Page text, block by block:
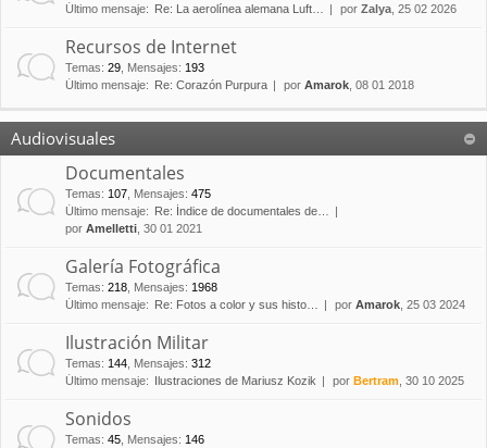
Último mensaje:
Re: La aerolínea alemana Luft… por Zalya , 25 02 2026
Recursos de Internet
Temas: 29 Mensajes: 193
Último mensaje:
Re: Corazón Purpura por Amarok , 08 01 2018
Audiovisuales
Documentales
Temas: 107 Mensajes: 475
Último mensaje:
Re: Índice de documentales de…
por Amelletti , 30 01 2021
Galería Fotográfica
Temas: 218 Mensajes: 1968
Último mensaje:
Re: Fotos a color y sus histo… por Amarok , 25 03 2024
Ilustración Militar
Temas: 144 Mensajes: 312
Último mensaje:
Ilustraciones de Mariusz Kozik por Bertram , 30 10 2025
Sonidos
Temas: 45 Mensajes: 146